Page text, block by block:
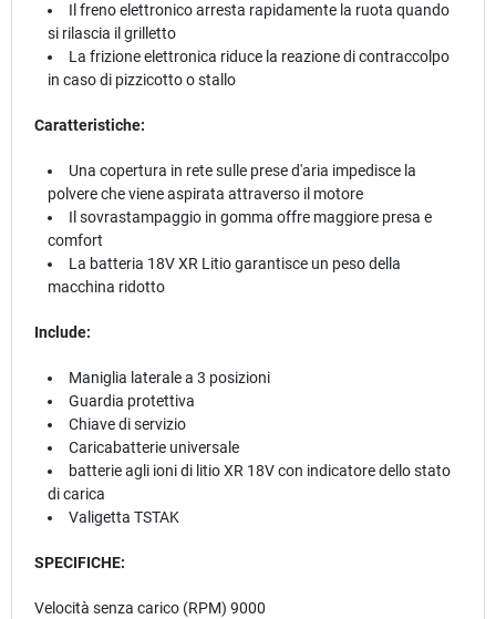
Il freno elettronico arresta rapidamente la ruota quando
si rilascia il grilletto
La frizione elettronica riduce la reazione di contraccolpo
in caso di pizzicotto o stallo
Caratteristiche:
Una copertura in rete sulle prese d'aria impedisce la
polvere che viene aspirata attraverso il motore
Il sovrastampaggio in gomma offre maggiore presa e
comfort
La batteria 18V XR Litio garantisce un peso della
macchina ridotto
Include:
Maniglia laterale a 3 posizioni
Guardia protettiva
Chiave di servizio
Caricabatterie universale
batterie agli ioni di litio XR 18V ​​con indicatore dello stato
di carica
Valigetta TSTAK
SPECIFICHE:
Velocità senza carico (RPM) 9000